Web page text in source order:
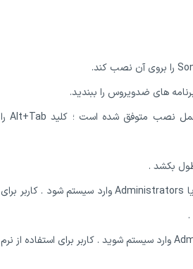
4-ممکن است پیغامی در پشت پنچره نصب پنهان شده باشد و شما فکر کنید که عمل نصب متوفق شده است ؛ کلید Alt+Tab را
6-برای نصب کردن این نرم افزار در ویندوز XP، کاربر باید با نام کاربری مربوط به مدیر یا Administrators وارد سیستم شود . کاربر برای
Administrators وارد سیستم شوید . کاربر برای استفاده از نرم